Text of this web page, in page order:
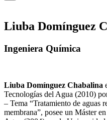
Liuba Domínguez
Ingeniera Química
Liuba Domínguez Chabalina
Tecnologías del Agua (2010)
– Tema “Tratamiento de aguas
membrana”, posee un Máster